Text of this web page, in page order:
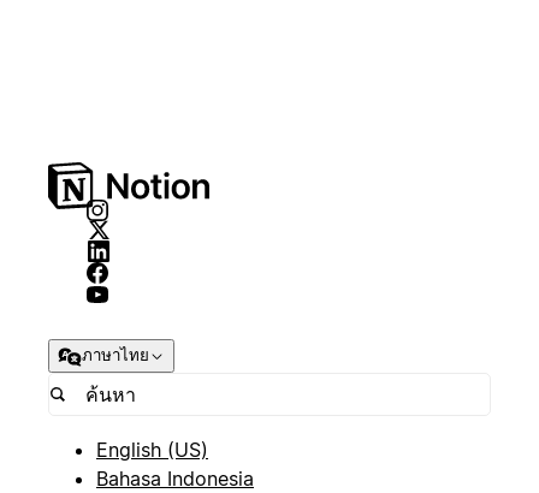
ภาษาไทย
English (US)
Bahasa Indonesia